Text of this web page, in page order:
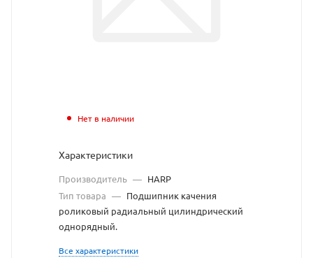
https://
без
владельца
сайта
Нет в наличии
Характеристики
Производитель — HARP
Тип товара — Подшипник качения
роликовый радиальный цилиндрический
однорядный.
Все характеристики